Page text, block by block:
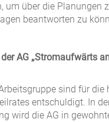
um über die Planungen
beantworten zu
AG „Stromaufwärts
sind für die
entschuldigt. In
wird die AG in